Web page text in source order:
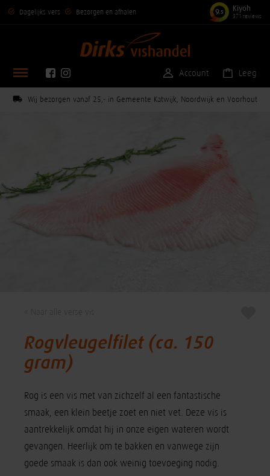
9,5 Kiyoh
371 reviews
Dagelijks vers Bezorgen en afhalen
Account Leeg
Wij bezorgen vanaf 25,- in Gemeente Katwijk, Noordwijk en Voorhout
Rogvleugelfilet (ca. 150
gram)
Rog is een vis met van zichzelf al een fantastische
smaak, een klein beetje zoet en niet vet. Deze vis is
aantrekkelijk omdat hij in onze eigen wateren wordt
gevangen. Heerlijk om te bakken en vanwege zijn
goede smaak is dan ook weinig toevoeging nodig.